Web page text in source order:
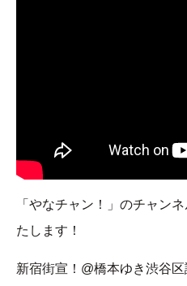
「やなチャン！」のチャン
たします！
新宿街宣！@橋本ゆき渋谷区